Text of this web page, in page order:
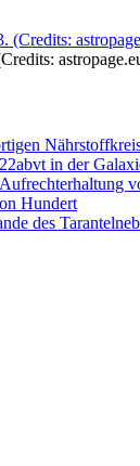
in der
Hundert
des